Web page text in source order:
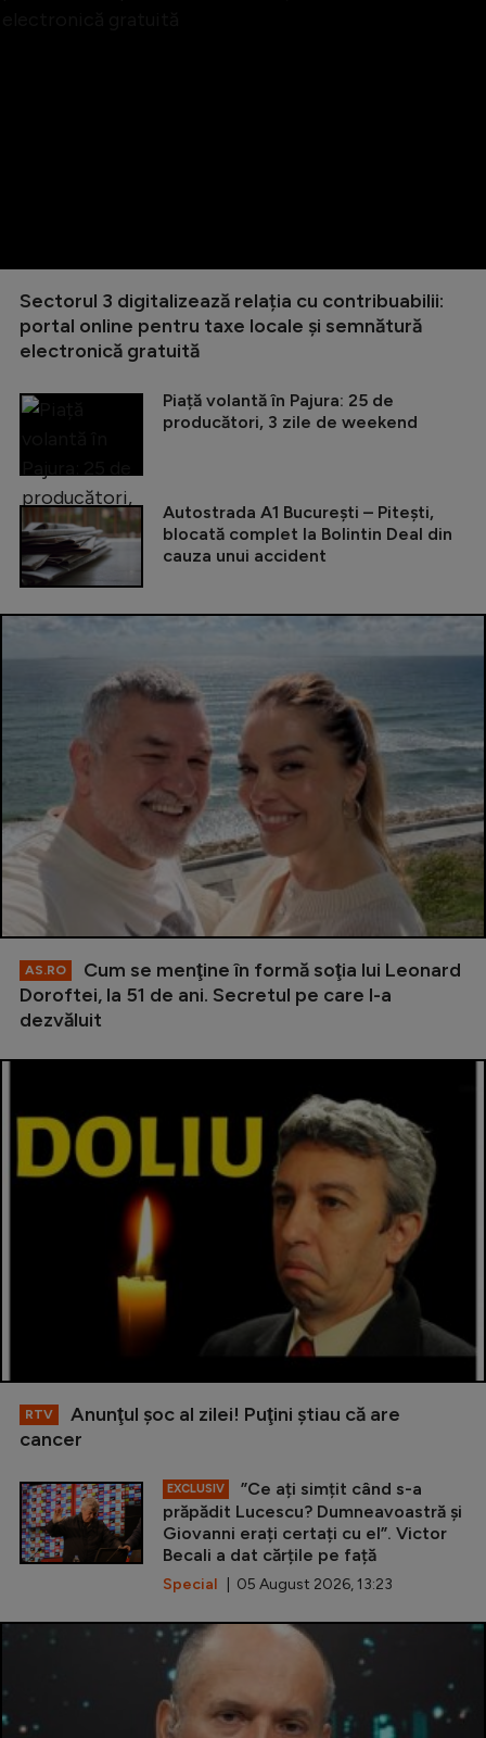
Sectorul 3 digitalizează relația cu contribuabilii:
portal online pentru taxe locale și semnătură
electronică gratuită
Piață volantă în Pajura: 25 de
producători, 3 zile de weekend
Autostrada A1 București – Pitești,
blocată complet la Bolintin Deal din
cauza unui accident
AS.RO
Cum se menţine în formă soţia lui Leonard
Doroftei, la 51 de ani. Secretul pe care l-a
dezvăluit
RTV
Anunţul şoc al zilei! Puţini ştiau că are
cancer
EXCLUSIV
”Ce ați simțit când s-a
prăpădit Lucescu? Dumneavoastră și
Giovanni erați certați cu el”. Victor
Becali a dat cărțile pe față
Special | 05 August 2026, 13:23